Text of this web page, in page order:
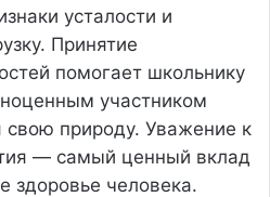
усталости и
Принятие
помогает школьнику
участником
свою природу. Уважение к
— самый ценный вклад
здоровье человека.